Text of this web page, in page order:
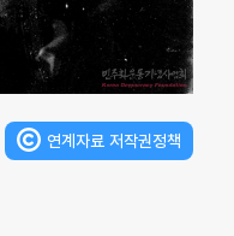
연계자료 저작권정책